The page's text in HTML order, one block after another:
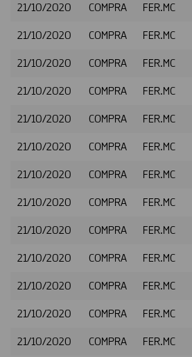
21/10/2020 COMPRA FER.MC
21/10/2020 COMPRA FER.MC
21/10/2020 COMPRA FER.MC
21/10/2020 COMPRA FER.MC
21/10/2020 COMPRA FER.MC
21/10/2020 COMPRA FER.MC
21/10/2020 COMPRA FER.MC
21/10/2020 COMPRA FER.MC
21/10/2020 COMPRA FER.MC
21/10/2020 COMPRA FER.MC
21/10/2020 COMPRA FER.MC
21/10/2020 COMPRA FER.MC
21/10/2020 COMPRA FER.MC